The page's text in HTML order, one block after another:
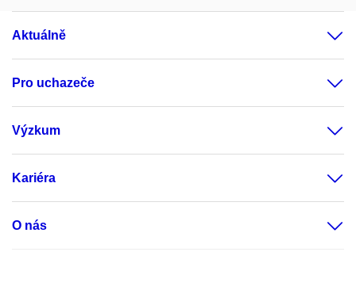
Aktuálně
Pro uchazeče
Výzkum
Kariéra
O nás